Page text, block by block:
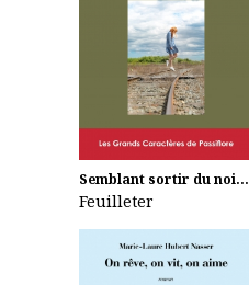
Semblant sortir du noi...
Feuilleter